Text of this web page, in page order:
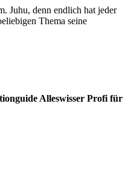
Juhu, denn endlich hat jeder
Thema seine
Alleswisser Profi für